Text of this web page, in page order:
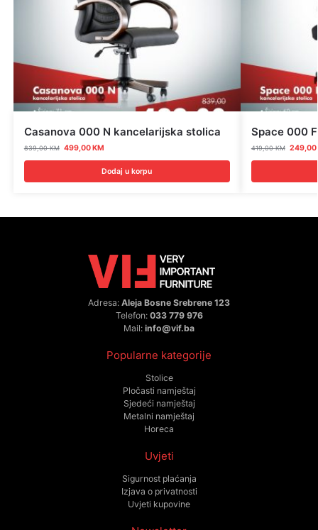
Casanova 000 N kancelarijska stolica
839,00KM 499,00KM
Dodaj u korpu
Space 000
419,00KM 249,00
Adresa: Aleja Bosne Srebrene 123
Telefon: 033 779 976
Mail: info@vif.ba
Popularne kategorije
Stolice
Pločasti namještaj
Sjedeći namještaj
Metalni namještaj
Horeca
Uvjeti
Sigurnost plaćanja
Izjava o privatnosti
Uvjeti kupovine